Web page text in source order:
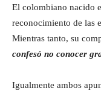
El colombiano nacido
reconocimiento de las
Mientras tanto, su
confesó no conocer
Igualmente ambos